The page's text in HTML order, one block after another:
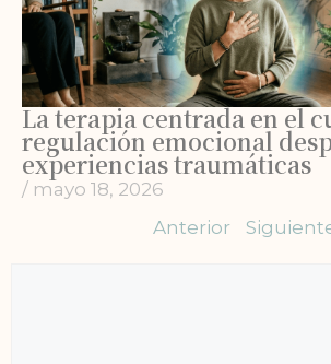
La terapia centrada en el
regulación emocional
experiencias traumáticas
/ mayo 18, 2026
Anterior